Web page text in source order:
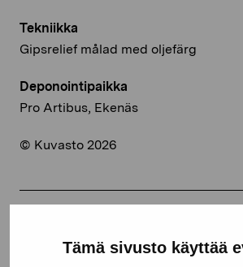
Tämä sivusto käyttää
Tekniikka
Gipsrelief målad med oljefärg
Deponointipaikka
Pro Artibus, Ekenäs
© Kuvasto 2026
Facebook